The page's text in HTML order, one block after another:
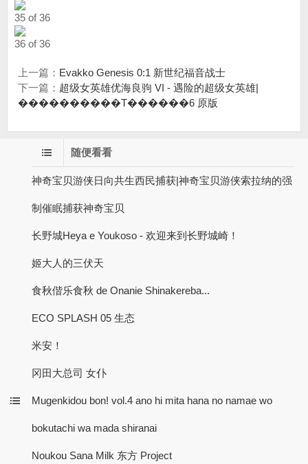
35 of 36
36 of 36
上一篇： Evakko Genesis 0:1 新世纪福音战士
下一篇： 超级女英雄优海良驹 VI - 遇险的超级女英雄|
����������T������6 原版
随便看看
神奇宝贝游侠日向共生西民捕获|神奇宝贝游侠索拉纳的强
制催眠捕获神奇宝贝
长野城Heya e Youkoso - 欢迎来到长野城崎！
姬大人的三伏天
食秋偕乐食秋 de Onanie Shinakereba...
ECO SPLASH 05 生态
米安！
冈田大总司 女仆
Mugenkidou bon! vol.4 ano hi mita hana no namae wo
bokutachi wa mada shiranai
Noukou Sana Milk 东方 Project